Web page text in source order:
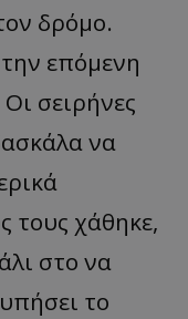
δρόμο.
επόμενη
σειρήνες
να
τους χάθηκε,
στο να
το